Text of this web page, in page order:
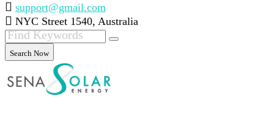
support@gmail.com
NYC Street 1540, Australia
Search Now